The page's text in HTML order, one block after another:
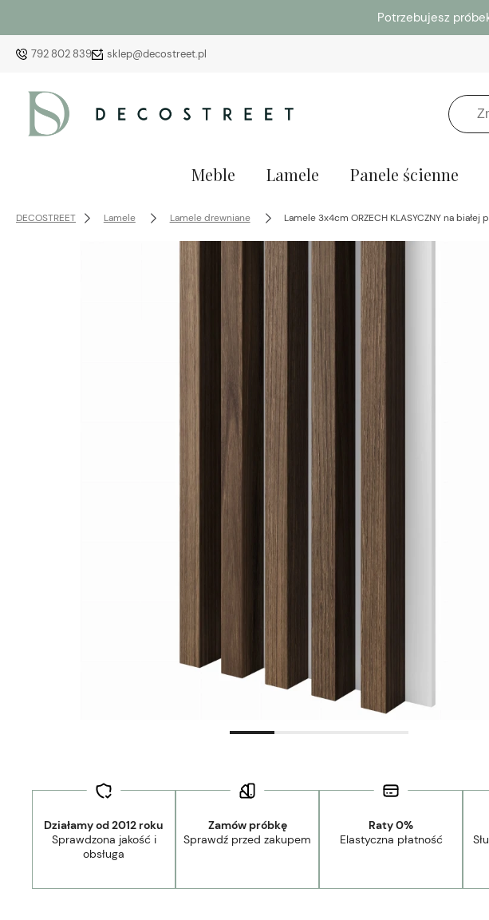
Potrzebujesz
792 802 839 sklep@decostreet.pl
Meble Lamele Panele ścienne
DECOSTREET Lamele Lamele drewniane Lamele 3x4cm ORZECH KLASYCZNY na białej
Działamy od 2012 roku
Sprawdzona jakość i
obsługa
Zamów próbkę
Sprawdź przed zakupem
Raty 0%
Elastyczna płatność